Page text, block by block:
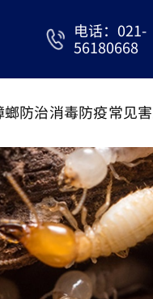
电话：021-
56180668
螂防治消毒防疫常见